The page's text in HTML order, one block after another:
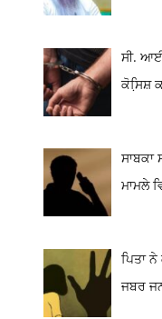
ਸੀ.
ਕੋਸਿ਼ਸ਼
ਸਾਬਕਾ
ਮਾਮਲੇ
ਪਿਤਾ ਨੇ
ਜਬਰ